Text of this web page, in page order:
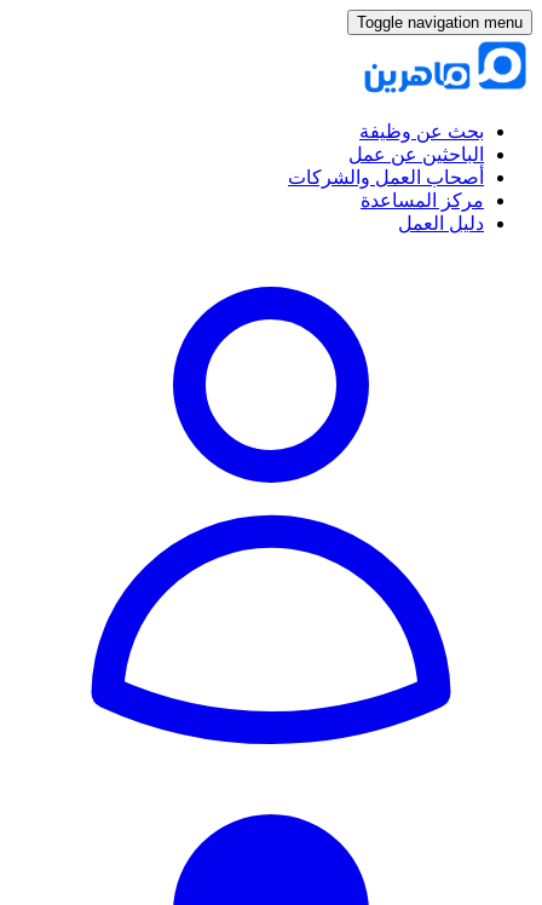
Toggle navigation menu
بحث عن وظيفة
الباحثين عن عمل
أصحاب العمل والشركات
مركز المساعدة
دليل العمل